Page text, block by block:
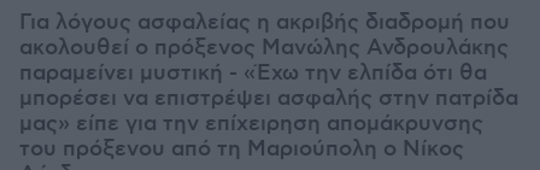
Για λόγους ασφαλείας η ακριβής διαδρομή που
ακολουθεί ο πρόξενος Μανώλης Ανδρουλάκης
παραμείνει μυστική - «Έχω την ελπίδα ότι θα
μπορέσει να επιστρέψει ασφαλής στην πατρίδα
μας» είπε για την επίχειρηση απομάκρυνσης
του πρόξενου από τη Μαριούπολη ο Νίκος